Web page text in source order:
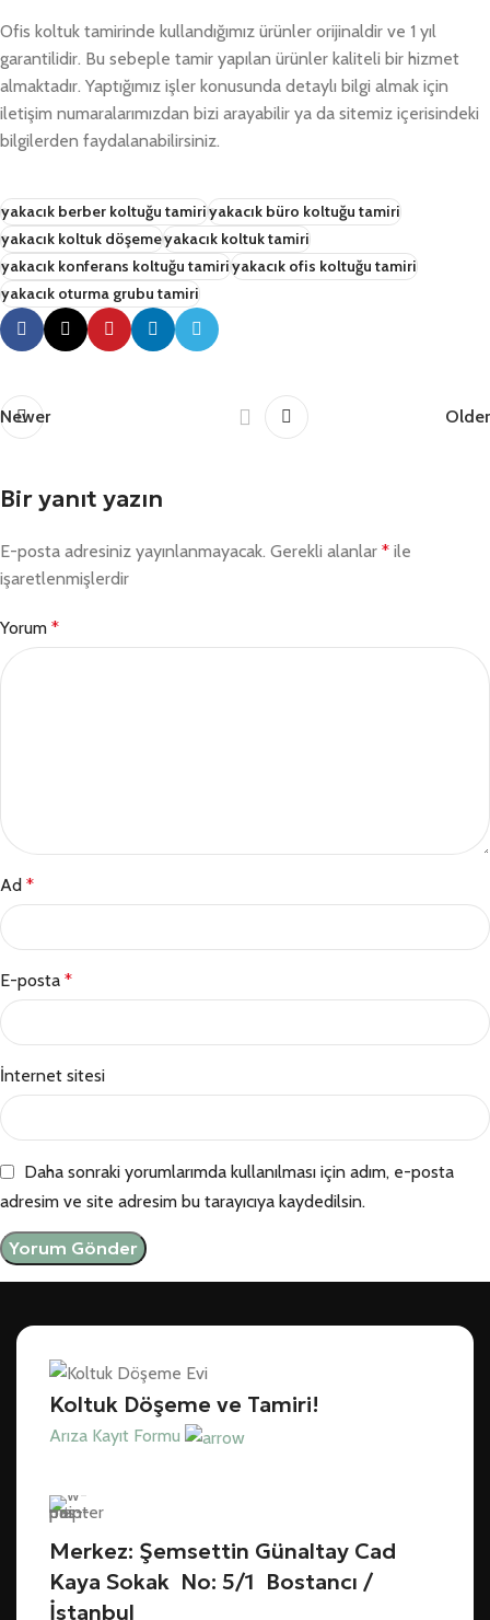
Ofis koltuk tamirinde kullandığımız ürünler orijinaldir ve 1 yıl
garantilidir. Bu sebeple tamir yapılan ürünler kaliteli bir hizmet
almaktadır. Yaptığımız işler konusunda detaylı bilgi almak için
iletişim numaralarımızdan bizi arayabilir ya da sitemiz içerisindeki
bilgilerden faydalanabilirsiniz.
yakacık berber koltuğu tamiriyakacık büro koltuğu tamiri
yakacık koltuk döşemeyakacık koltuk tamiri
yakacık konferans koltuğu tamiriyakacık ofis koltuğu tamiri
yakacık oturma grubu tamiri
Newer Older
Bir yanıt yazın
E-posta adresiniz yayınlanmayacak. Gerekli alanlar * ile
işaretlenmişlerdir
Yorum *
Ad *
E-posta *
İnternet sitesi
Daha sonraki yorumlarımda kullanılması için adım, e-posta
adresim ve site adresim bu tarayıcıya kaydedilsin.
Koltuk Döşeme ve Tamiri!
Arıza Kayıt Formu
Merkez: Şemsettin Günaltay Cad
Kaya Sokak No: 5/1 Bostancı /
İstanbul